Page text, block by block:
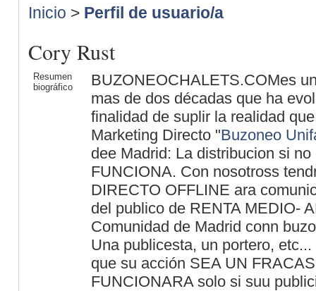
Inicio > Perfil de usuario/a
Cory Rust
Resumen
biográfico
BUZONEOCHALETS.COMes
mas de dos décadas que ha
finalidad de suplir la realidad
Marketing Directo "Buzoneo
dee Madrid: La distribucion si
FUNCIONA. Con nosotross
DIRECTO OFFLINE ara
del publico de RENTA MEDIO-
Comunidad de Madrid conn
Una publicesta, un portero,
que su acción SEA UN
FUNCIONARA solo si suu